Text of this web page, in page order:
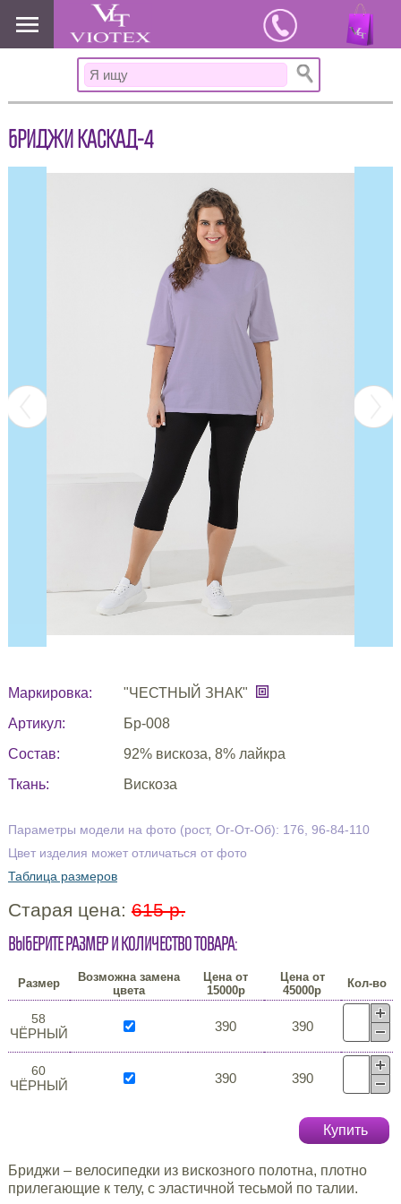
www.viotex37.ru
БРИДЖИ КАСКАД-4
Маркировка:
"ЧЕСТНЫЙ ЗНАК"
Артикул:
Бр-008
Состав:
92% вискоза, 8% лайкра
Ткань:
Вискоза
Параметры модели на фото (рост, Ог-От-Об): 176, 96-84-110
Цвет изделия может отличаться от фото
Таблица размеров
Старая цена: 615 р.
Выберите размер и количество товара:
Размер
Возможна замена
цвета
Цена от
15000р
Цена от
45000р
Кол-во
58
ЧЁРНЫЙ 390 390
60
ЧЁРНЫЙ 390 390
Купить
Бриджи – велосипедки из вискозного полотна, плотно
прилегающие к телу, с эластичной тесьмой по талии.